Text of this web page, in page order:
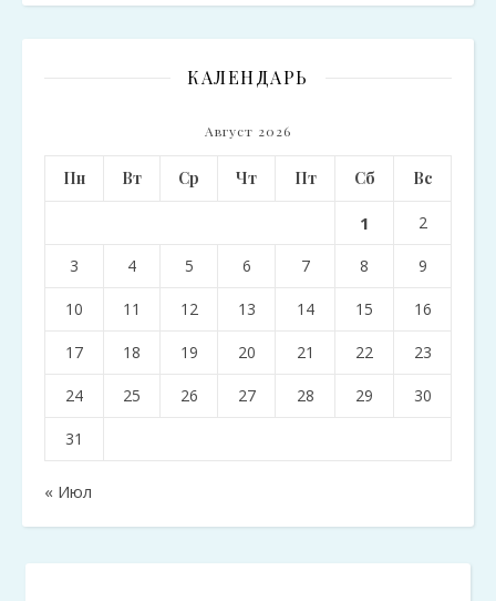
КАЛЕНДАРЬ
Август 2026
Пн Вт Ср Чт Пт Сб Вс
1 2
3 4 5 6 7 8 9
10 11 12 13 14 15 16
17 18 19 20 21 22 23
24 25 26 27 28 29 30
31
« Июл